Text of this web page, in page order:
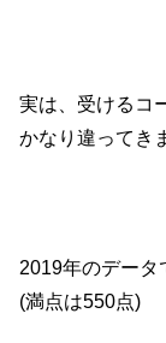
実は、受けるコ
かなり違ってき
2019年のデータ
(満点は550点)